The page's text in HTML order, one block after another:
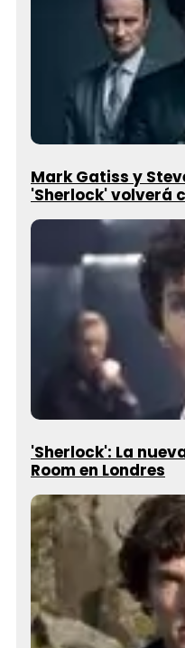
Mark Gatiss y
'Sherlock' volverá
'Sherlock': La
Room en Londres